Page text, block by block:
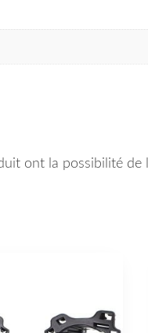
ont la possibilité de